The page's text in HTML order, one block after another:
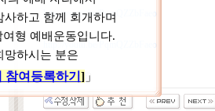
http://youtu.be/PqmQZZbFaeo
http://youtu.be/PqmQZZbFaeo
클릭 하세요